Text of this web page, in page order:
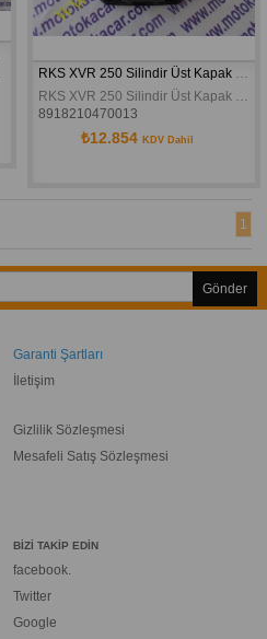
RKS XVR 250 Silindir Üst Kapak Orijinal
RKS XVR 250 Silindir Üst Kapak Orijinal
8918210470013
₺12.854 KDV Dahil
1
Gönder
Garanti Şartları
İletişim
Gizlilik Sözleşmesi
Mesafeli Satış Sözleşmesi
BİZİ TAKİP EDİN
facebook.
Twitter
Google